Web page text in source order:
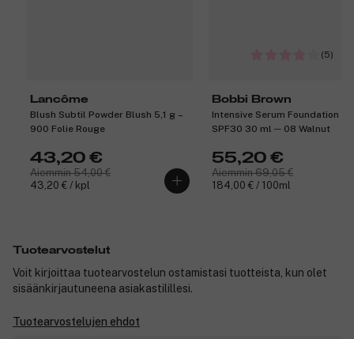
Lancôme
Blush Subtil Powder Blush 5,1 g –
900 Folie Rouge
43,20 €
Aiemmin 54,00 €
43,20 € / kpl
(5)
Bobbi Brown
Intensive Serum Foundation
SPF30 30 ml ─ 08 Walnut
55,20 €
Aiemmin 69,05 €
184,00 € / 100ml
Tuotearvostelut
Voit kirjoittaa tuotearvostelun ostamistasi tuotteista, kun olet
sisäänkirjautuneena asiakastilillesi.
Tuotearvostelujen ehdot